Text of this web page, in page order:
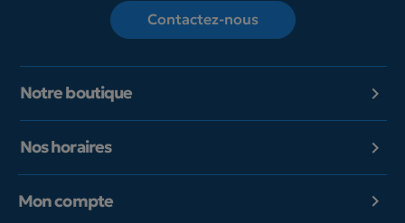
Contactez-nous
Notre boutique 
Nos horaires 
Mon compte 